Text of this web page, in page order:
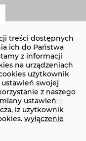
treści dostępnych
ich do Państwa
z informacji
na urządzeniach
użytkownik
swojej
z naszego
ustawień
iż użytkownik
wyłączenie